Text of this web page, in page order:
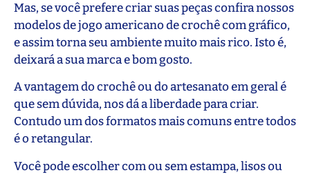
Mas, se você prefere criar suas peças confira nossos
modelos de jogo americano de crochê com gráfico,
e assim torna seu ambiente muito mais rico. Isto é,
deixará a sua marca e bom gosto.
A vantagem do crochê ou do artesanato em geral é
que sem dúvida, nos dá a liberdade para criar.
Contudo um dos formatos mais comuns entre todos
é o retangular.
Você pode escolher com ou sem estampa, lisos ou